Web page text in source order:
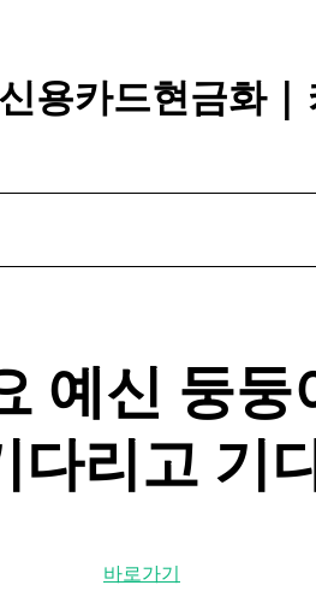
용카드현금화 |
예신 둥둥
다리고 기
바로가기